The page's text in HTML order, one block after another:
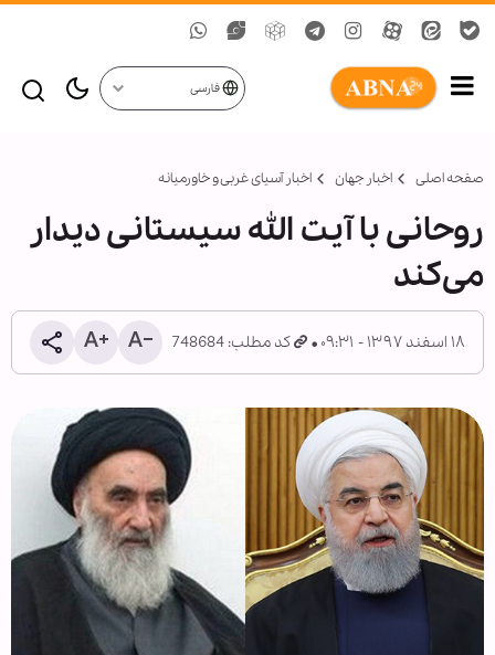
فارسی
صفحه اصلی اخبار جهان اخبار آسیای غربی و خاورمیانه
روحانی با آیت الله سیستانی دیدار
می‌کند
۱۸ اسفند ۱۳۹۷ - ۰۹:۳۱ کد مطلب: 748684